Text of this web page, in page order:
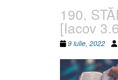
190.
[Iacov
9 iulie, 2022